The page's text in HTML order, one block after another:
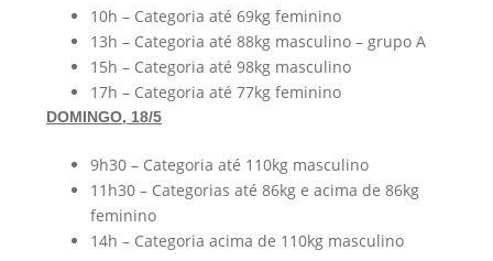
10h – Categoria até 69kg feminino
13h – Categoria até 88kg masculino – grupo A
15h – Categoria até 98kg masculino
17h – Categoria até 77kg feminino
DOMINGO, 18/5
9h30 – Categoria até 110kg masculino
11h30 – Categorias até 86kg e acima de 86kg
feminino
14h – Categoria acima de 110kg masculino